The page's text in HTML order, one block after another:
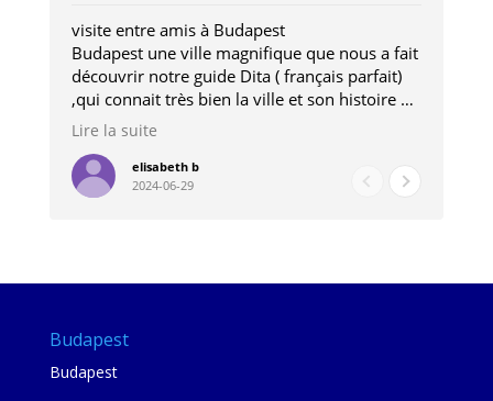
visite entre amis à Budapest
Budapest une ville magnifique que nous a fait
découvrir notre guide Dita ( français parfait)
,qui connait très bien la ville et son histoire et
qui nous a permis d'accéder à des lieux
pour les restaurants . A la fin de notre séjour
nous étions plus avec une amie qu' une guide
Lire la suite
elisabeth b
2024-06-29
Budapest
Budapest